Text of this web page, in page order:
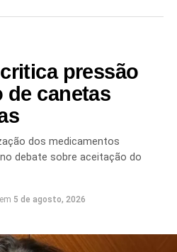
CARTA DA PRISÃO
SANTOS
SANTOS PRESO
INFLUENCIADOR HYTALO SANTOS
pressão
de canetas
dos medicamentos
debate sobre aceitação do
em 5 de agosto, 2026